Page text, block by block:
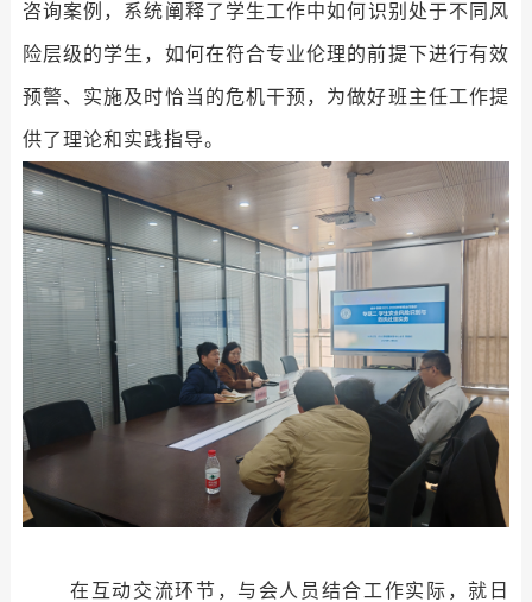
咨询案例，系统阐释了 学生工作中如何识别处于不同风
险层级的学生，如何在符合专业伦理的前提下进行有效
预警、实施及时恰当的危机干预，为做好班主任工作提
供了 理论和实践指导。
在互动交流环节， 与会人员结合工作实际，就日